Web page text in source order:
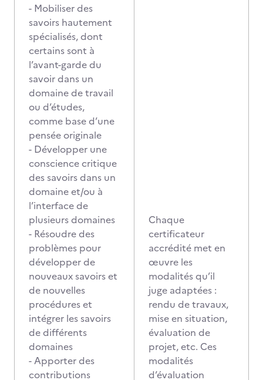
- Mobiliser des
savoirs hautement
spécialisés, dont
certains sont à
l’avant-garde du
savoir dans un
domaine de travail
ou d’études,
comme base d’une
pensée originale
- Développer une
conscience critique
des savoirs dans un
domaine et/ou à
l’interface de
plusieurs domaines
- Résoudre des
problèmes pour
développer de
nouveaux savoirs et
de nouvelles
procédures et
intégrer les savoirs
de différents
domaines
- Apporter des
contributions
Chaque
certificateur
accrédité met en
œuvre les
modalités qu’il
juge adaptées :
rendu de travaux,
mise en situation,
évaluation de
projet, etc. Ces
modalités
d’évaluation